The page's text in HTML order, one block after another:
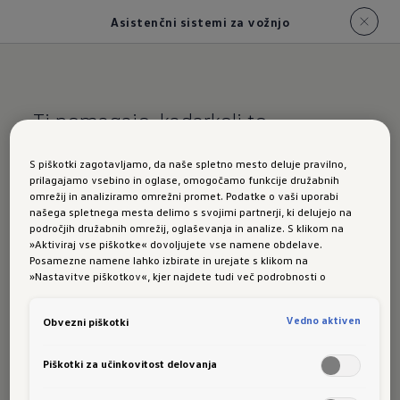
Asistenčni sistemi za vožnjo
Ti pomagajo, kadarkoli to
ID.3 Neo: asistenčni
sistemi za vožnjo
naslednji asistenčni sistemi za vožnjo:
Connected Travel Assist
S piškotki zagotavljamo, da naše spletno mesto deluje pravilno,
prilagajamo vsebino in oglase, omogočamo funkcije družabnih
omrežij in analiziramo omrežni promet. Podatke o vaši uporabi
našega spletnega mesta delimo s svojimi partnerji, ki delujejo na
področjih družabnih omrežij, oglaševanja in analize. S klikom na
»Aktiviraj vse piškotke« dovoljujete vse namene obdelave.
Posamezne namene lahko izbirate in urejate s klikom na
»Nastavitve piškotkov«, kjer najdete tudi več podrobnosti o
Obvezni piškotki
Vedno aktiven
Piškotki za učinkovitost delovanja